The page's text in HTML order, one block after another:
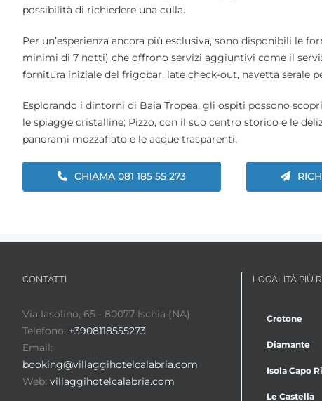
possibilità di richiedere una culla.
Per un’esperienza ancora più esclusiva, sono disponibili le
minimi di 7 notti) che offrono servizi aggiuntivi come il
fornitura iniziale del frigobar, late check-out, navetta serale
Esplorando i dintorni di Baia Tropea, gli ospiti possono
le spiagge cristalline; Pizzo, con il suo centro storico e le
panorami mozzafiato e le acque trasparenti.
CHIAMA 081 185 55 273
CONTATTI
Via Iasolino, 65 - 80077 Ischia (NA)
Telefono: +3908118555273
Email:
booking@villaggihotelcalabria.com
Web: villaggihotelcalabria.com
LOCALITÀ PIÙ
Crotone
Diamante
Isola Capo
Le Castella